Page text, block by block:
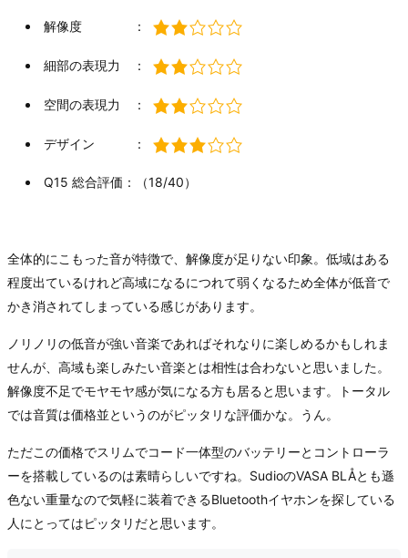
解像度 ：
細部の表現力 ：
空間の表現力 ：
デザイン ：
Q15 総合評価：（18/40）
全体的にこもった音が特徴で、解像度が足りない印象。低域はある
程度出ているけれど高域になるにつれて弱くなるため全体が低音で
かき消されてしまっている感じがあります。
ノリノリの低音が強い音楽であればそれなりに楽しめるかもしれま
せんが、高域も楽しみたい音楽とは相性は合わないと思いました。
解像度不足でモヤモヤ感が気になる方も居ると思います。トータル
では音質は価格並というのがピッタリな評価かな。うん。
ただこの価格でスリムでコード一体型のバッテリーとコントローラ
ーを搭載しているのは素晴らしいですね。SudioのVASA BLÅとも遜
色ない重量なので気軽に装着できるBluetoothイヤホンを探している
人にとってはピッタリだと思います。